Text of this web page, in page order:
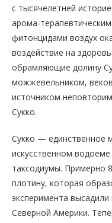
с тысячелетней
арома-
фитонцидами воздух
воздействие на
обрамляющие долину
можжевельником,
источником
Сукко.
Сукко — единственное
искусственном
таксодиумы. Примерно
плотину, которая
эксперимента
Северной Америки.